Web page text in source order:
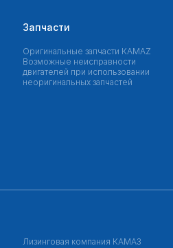
Запчасти
Оригинальные запчасти КAMAZ
Возможные неисправности
двигателей при использовании
неоригинальных запчастей
Лизинговая компания КАМАЗ